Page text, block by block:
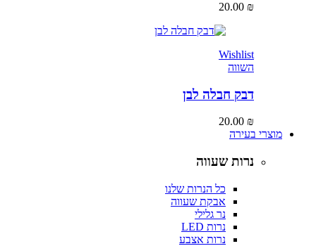
20.00
Wishlist
דבק חבלה לבן
20.00
מוצרי בעירה
נרות שעווה
כל הנרות שלנו
אבקת שעווה
נר גלילי
נרות LED
נרות אצבע